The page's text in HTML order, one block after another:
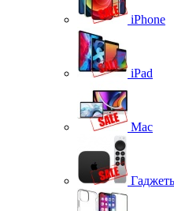
iPhone
iPad
Mac